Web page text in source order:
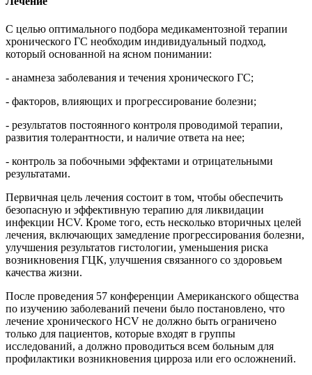
С целью оптимального подбора медикаментозной терапии
хронического ГC необходим индивидуальный подход,
который основанной на ясном понимании:
- анамнеза заболевания и течения хронического ГC;
- факторов, влияющих и прогрессирование болезни;
- результатов постоянного контроля проводимой терапии,
развития толерантности, и наличие ответа на нее;
- контроль за побочными эффектами и отрицательными
результатами.
Первичная цель лечения состоит в том, чтобы обеспечить
безопасную и эффективную терапию для ликвидации
инфекции HCV. Кроме того, есть несколько вторичных целей
лечения, включающих замедление прогрессирования болезни,
улучшения результатов гистологии, уменьшения риска
возникновения ГЦК, улучшения связанного со здоровьем
качества жизни.
После проведения 57 конференции Американского общества
по изучению заболеваний печени было постановлено, что
лечение хронического HCV не должно быть ограничено
только для пациентов, которые входят в группы
исследований, а должно проводиться всем больным для
профилактики возникновения цирроза или его осложнений.